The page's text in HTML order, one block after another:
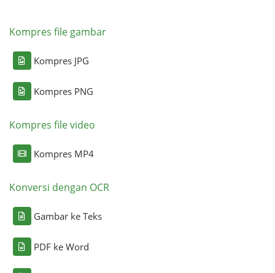
Kompres file gambar
Kompres JPG
Kompres PNG
Kompres file video
Kompres MP4
Konversi dengan OCR
Gambar ke Teks
PDF ke Word